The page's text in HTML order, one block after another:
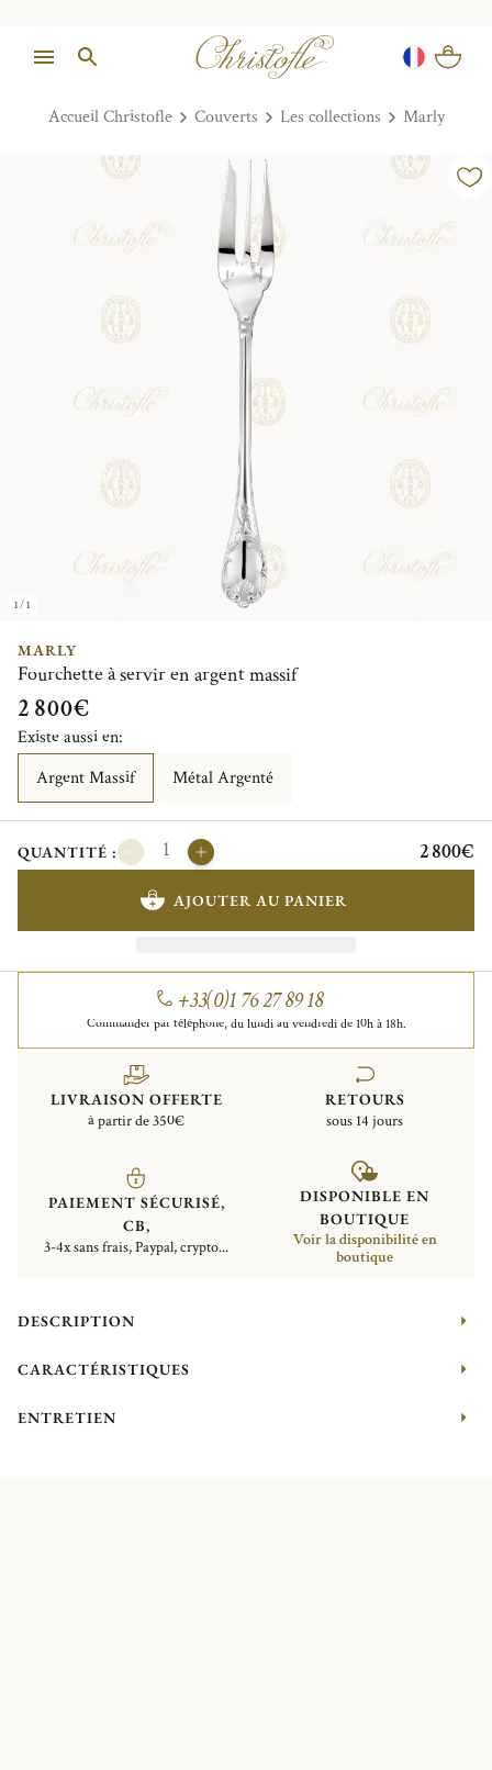
Accueil Christofle Couverts Les collections Marly
1/1
MARLY
Fourchette à servir en argent massif
2 800€
Existe aussi en:
Argent Massif
Métal Argenté
QUANTITÉ : 2 800€
AJOUTER AU PANIER
+33(0)1 76 27 89 18
Commander par téléphone, du lundi au vendredi de 10h à 18h.
LIVRAISON OFFERTE
à partir de 350€
RETOURS
sous 14 jours
PAIEMENT SÉCURISÉ,
CB,
3-4x sans frais, Paypal, crypto...
DISPONIBLE EN
BOUTIQUE
Voir la disponibilité en
boutique
DESCRIPTION
CARACTÉRISTIQUES
ENTRETIEN